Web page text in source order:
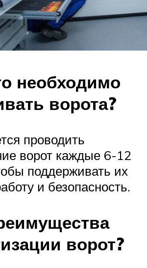
необходимо
ворота?
проводить
ворот каждые 6-12
поддерживать их
и безопасность.
ворот?